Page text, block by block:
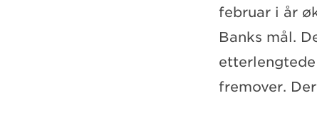
februar i år
Banks mål.
fremover.